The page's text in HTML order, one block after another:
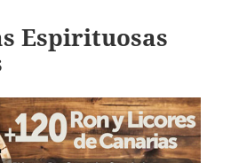
Espirituosas